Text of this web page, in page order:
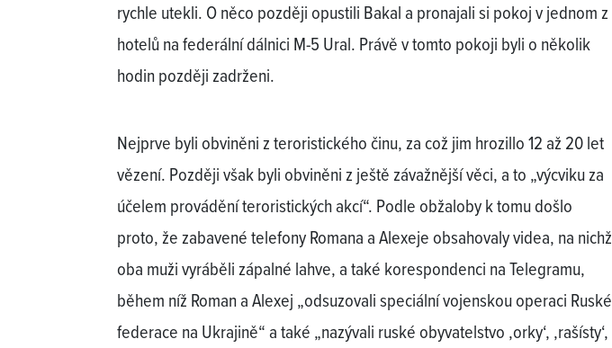
rychle utekli. O něco později opustili Bakal a pronajali si pokoj v jednom z
hotelů na federální dálnici M-5 Ural. Právě v tomto pokoji byli o několik
hodin později zadrženi.
Nejprve byli obviněni z teroristického činu, za což jim hrozillo 12 až 20 let
vězení. Později však byli obviněni z ještě závažnější věci, a to „výcviku za
účelem provádění teroristických akcí“. Podle obžaloby k tomu došlo
proto, že zabavené telefony Romana a Alexeje obsahovaly videa, na nichž
oba muži vyráběli zápalné lahve, a také korespondenci na Telegramu,
během níž Roman a Alexej „odsuzovali speciální vojenskou operaci Ruské
federace na Ukrajině“ a také „nazývali ruské obyvatelstvo ‚orky‘, ‚rašísty‘,